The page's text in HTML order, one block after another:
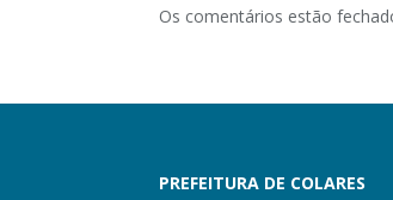
Os comentários estão
PREFEITURA DE COLARES